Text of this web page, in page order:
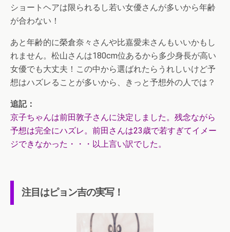
ショートヘアは限られるし若い女優さんが多いから年齢
が合わない！
あと年齢的に榮倉奈々さんや比嘉愛未さんもいいかもし
れません。松山さんは180cm位あるから多少身長が高い
女優でも大丈夫！この中から選ばれたらうれしいけど予
想はハズレることが多いから、きっと予想外の人では？
追記：
京子ちゃんは前田敦子さんに決定しました。残念ながら
予想は完全にハズレ。前田さんは23歳で若すぎてイメー
ジできなかった・・・以上言い訳でした。
注目はピョン吉の実写！